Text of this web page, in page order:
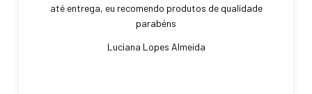
até entrega, eu recomendo produtos de qualidade
parabéns
Luciana Lopes Almeida